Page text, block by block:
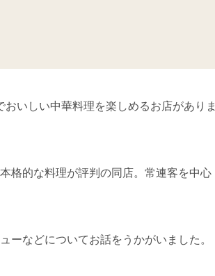
いしい中華料理を楽しめるお店がありま
格的な料理が評判の同店。常連客を中心
ーなどについてお話をうかがいました。